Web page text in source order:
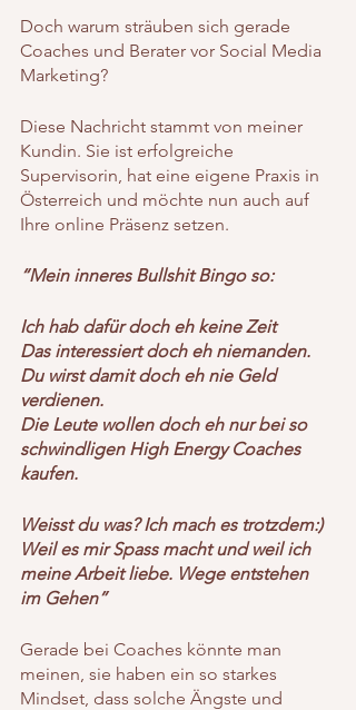
Doch warum sträuben sich gerade
Coaches und Berater vor Social Media
Marketing?
Diese Nachricht stammt von meiner
Kundin. Sie ist erfolgreiche
Supervisorin, hat eine eigene Praxis in
Österreich und möchte nun auch auf
Ihre online Präsenz setzen.
“Mein inneres Bullshit Bingo so:
Ich hab dafür doch eh keine Zeit
Das interessiert doch eh niemanden.
Du wirst damit doch eh nie Geld
verdienen.
Die Leute wollen doch eh nur bei so
schwindligen High Energy Coaches
kaufen.
Weisst du was? Ich mach es trotzdem:)
Weil es mir Spass macht und weil ich
meine Arbeit liebe. Wege entstehen
im Gehen”
Gerade bei Coaches könnte man
meinen, sie haben ein so starkes
Mindset, dass solche Ängste und